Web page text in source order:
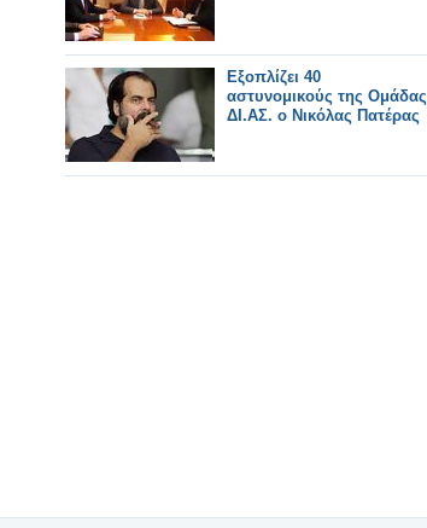
Eξοπλίζει 40
αστυνομικούς της Ομάδας
ΔΙ.ΑΣ. ο Νικόλας Πατέρας